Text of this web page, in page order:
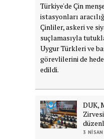
Türkiye'de Çin
istasyonları
Çinliler, askeri ve
suçlamasıyla
Uygur Türkleri ve
görevlilerini de
edildi.
DUK,
3